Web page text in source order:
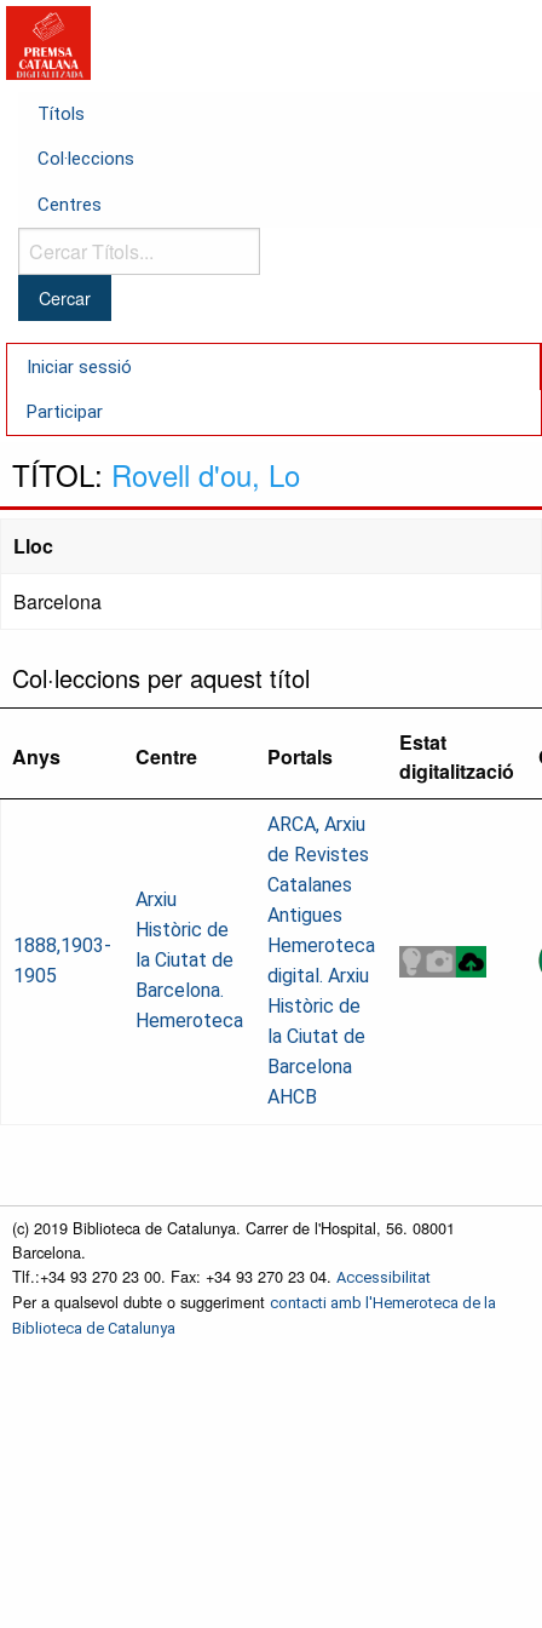
Títols
Col·leccions
Centres
Cercar
Títols...
Iniciar sessió
Participar
TÍTOL: Rovell d'ou, Lo
Lloc
Barcelona
Col·leccions per aquest títol
Anys Centre Portals
Estat
digitalització
1888,1903-
1905
Arxiu
Històric de
la Ciutat de
Barcelona.
Hemeroteca
ARCA, Arxiu
de Revistes
Catalanes
Antigues
Hemeroteca
digital. Arxiu
Històric de
la Ciutat de
Barcelona
AHCB
(c) 2019 Biblioteca de Catalunya. Carrer de l'Hospital, 56. 08001
Barcelona.
Tlf.:+34 93 270 23 00. Fax: +34 93 270 23 04. Accessibilitat
Per a qualsevol dubte o suggeriment contacti amb l'Hemeroteca de la
Biblioteca de Catalunya